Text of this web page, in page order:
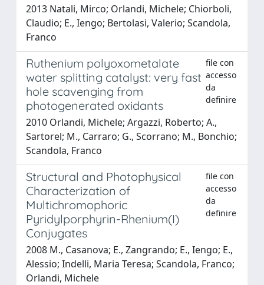
2013 Natali, Mirco; Orlandi, Michele; Chiorboli,
Claudio; E., Iengo; Bertolasi, Valerio; Scandola,
Franco
Ruthenium polyoxometalate
water splitting catalyst: very fast
hole scavenging from
photogenerated oxidants
file con
accesso
da
definire
2010 Orlandi, Michele; Argazzi, Roberto; A.,
Sartorel; M., Carraro; G., Scorrano; M., Bonchio;
Scandola, Franco
Structural and Photophysical
Characterization of
Multichromophoric
Pyridylporphyrin-Rhenium(I)
Conjugates
file con
accesso
da
definire
2008 M., Casanova; E., Zangrando; E., Iengo; E.,
Alessio; Indelli, Maria Teresa; Scandola, Franco;
Orlandi, Michele